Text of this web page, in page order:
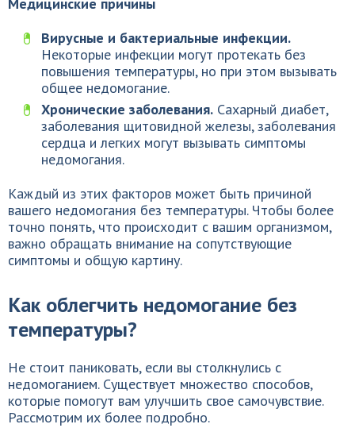
Вирусные и бактериальные инфекции.
Некоторые инфекции могут протекать без
повышения температуры, но при этом вызывать
общее недомогание.
Хронические заболевания. Сахарный диабет,
заболевания щитовидной железы, заболевания
сердца и легких могут вызывать симптомы
недомогания.
Каждый из этих факторов может быть причиной
вашего недомогания без температуры. Чтобы более
точно понять, что происходит с вашим организмом,
важно обращать внимание на сопутствующие
симптомы и общую картину.
Как облегчить недомогание без
температуры?
Не стоит паниковать, если вы столкнулись с
недомоганием. Существует множество способов,
которые помогут вам улучшить свое самочувствие.
Рассмотрим их более подробно.